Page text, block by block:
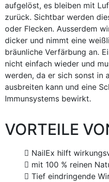
aufgelöst, es bleiben mit
zurück. Sichtbar werden
oder Flecken. Ausserdem
dicker und nimmt eine
bräunliche Verfärbung an.
nicht einfach wieder und
werden, da er sich sonst in
ausbreiten kann und eine
Immunsystems bewirkt.
VORTEILE
NailEx hilft
mit 100 % reinen
Tief eindringende